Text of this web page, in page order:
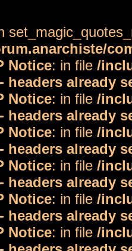
Notice: in file /
headers already
Notice: in file /
headers already
Notice: in file /
headers already
Notice: in file /
headers already
Notice: in file /
headers already
Notice: in file /